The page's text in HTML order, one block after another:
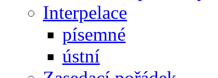
Interpelace
písemné
ústní